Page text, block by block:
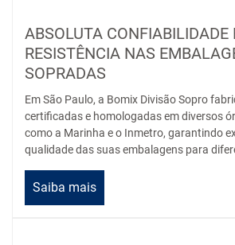
ABSOLUTA CONFIABILIDADE
RESISTÊNCIA NAS
SOPRADAS
Em São Paulo, a Bomix Divisão Sopro
certificadas e homologadas em diversos
como a Marinha e o Inmetro, garantindo
qualidade das suas embalagens para
Saiba mais